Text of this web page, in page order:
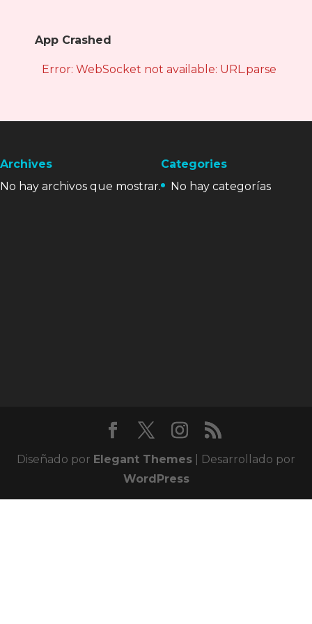
App Crashed
Error: WebSocket not available: URL.parse is
Archives
No hay archivos que mostrar.
Categories
No hay categorías
Diseñado por Elegant Themes | Desarrollado por
WordPress